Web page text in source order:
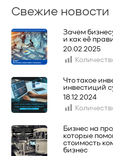
Свежие новости
Зачем
и как её
20.02.2025
Что такое
инвестиций
18.12.2024
Бизнес на
которые
стоимость
бизнес